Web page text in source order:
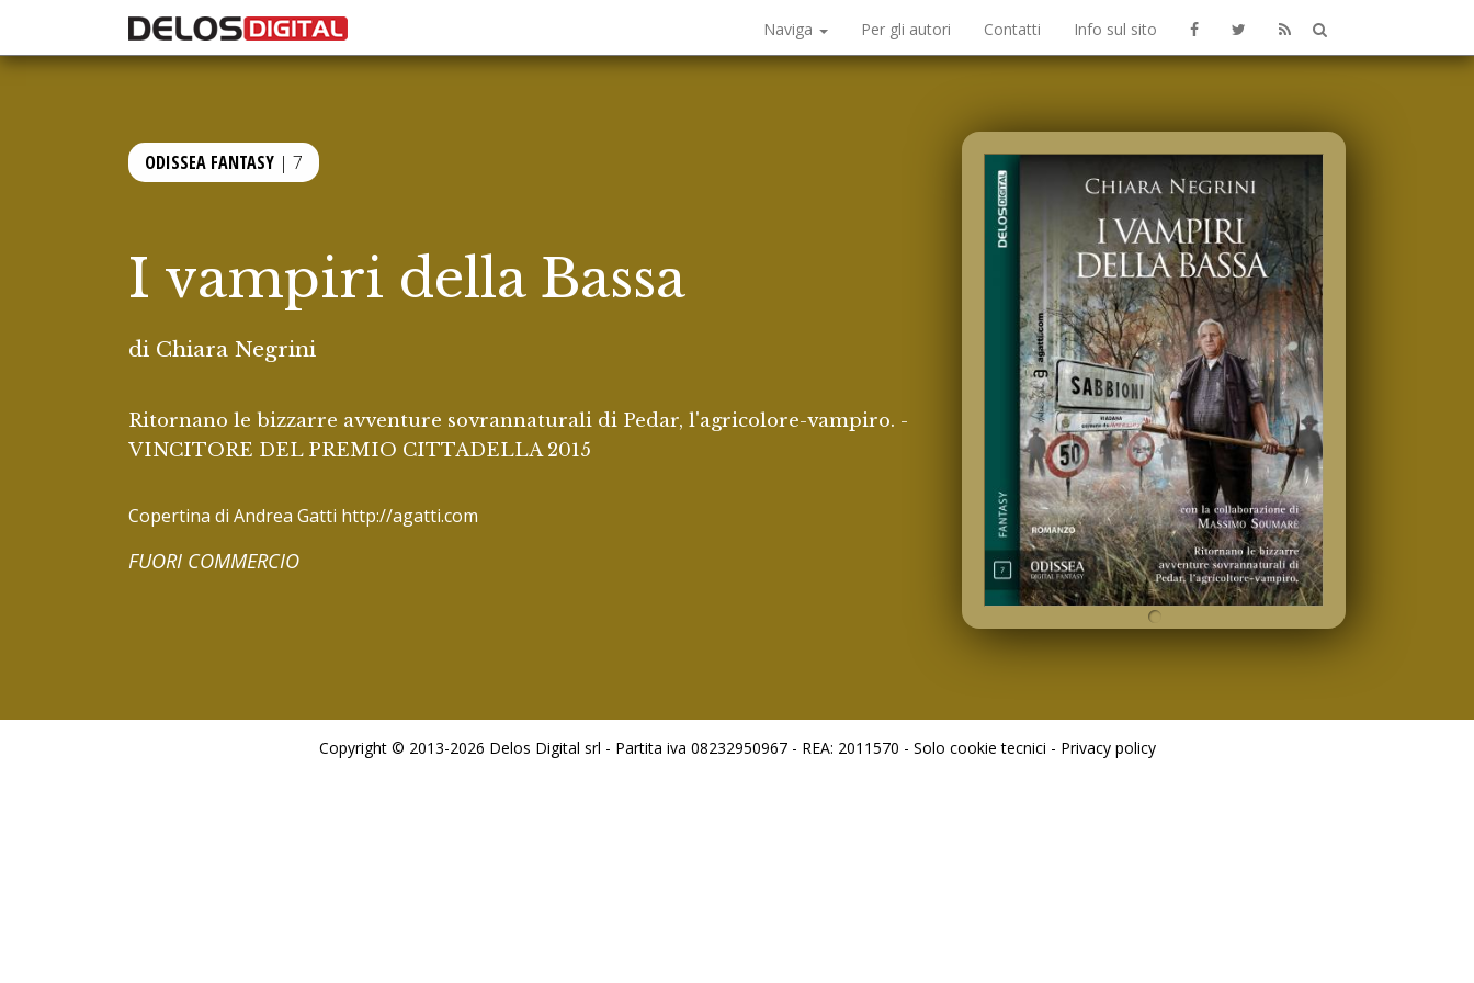
Naviga Per gli autori Contatti Info sul sito
ODISSEA FANTASY | 7
I vampiri della Bassa
di Chiara Negrini
Ritornano le bizzarre avventure sovrannaturali di Pedar, l'agricolore-vampiro. -
VINCITORE DEL PREMIO CITTADELLA 2015
Copertina di Andrea Gatti http://agatti.com
FUORI COMMERCIO
Copyright © 2013-2026 Delos Digital srl - Partita iva 08232950967 - REA: 2011570 - Solo cookie tecnici - Privacy policy